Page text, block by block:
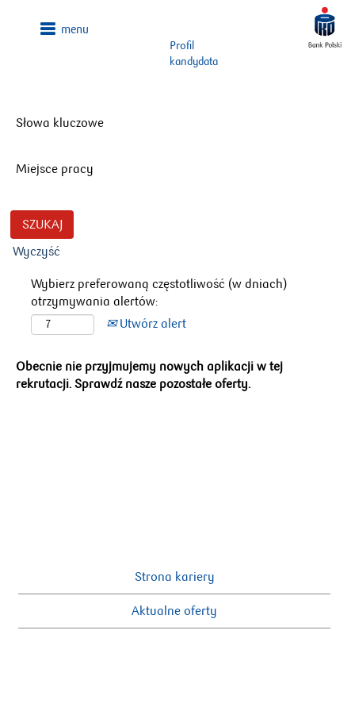
Profil
kandydata
Słowa kluczowe
Miejsce pracy
Wyczyść
Wybierz preferowaną częstotliwość (w dniach)
otrzymywania alertów:
Utwórz alert
Obecnie nie przyjmujemy nowych aplikacji w tej
rekrutacji. Sprawdź nasze pozostałe oferty.
Strona kariery
Aktualne oferty